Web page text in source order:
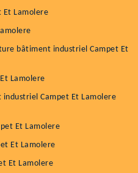
Et Lamolere
bâtiment industriel Campet Et
Lamolere
Campet Et Lamolere
Et Lamolere
Et Lamolere
Et Lamolere
c'est préserver sa
Prix au m²